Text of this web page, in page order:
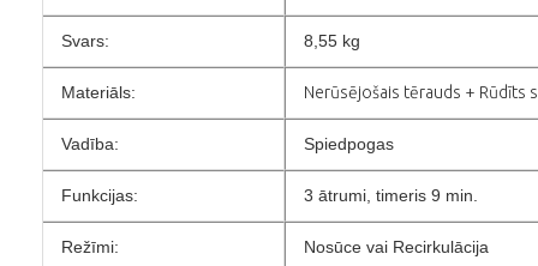
Svars: 8,55 kg
Materiāls: Nerūsējošais tērauds + Rūdīts
Vadība: Spiedpogas
Funkcijas: 3 ātrumi, timeris 9 min.
Režīmi: Nosūce vai Recirkulācija